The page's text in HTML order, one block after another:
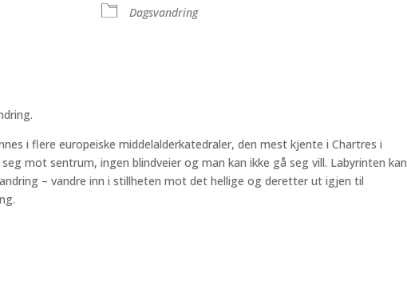
Dagsvandring
i flere europeiske middelalderkatedraler, den mest kjente i Chartres i
mot sentrum, ingen blindveier og man kan ikke gå seg vill. Labyrinten kan
– vandre inn i stillheten mot det hellige og deretter ut igjen til